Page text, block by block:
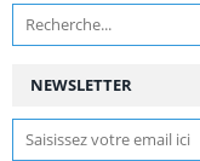
NEWSLETTER